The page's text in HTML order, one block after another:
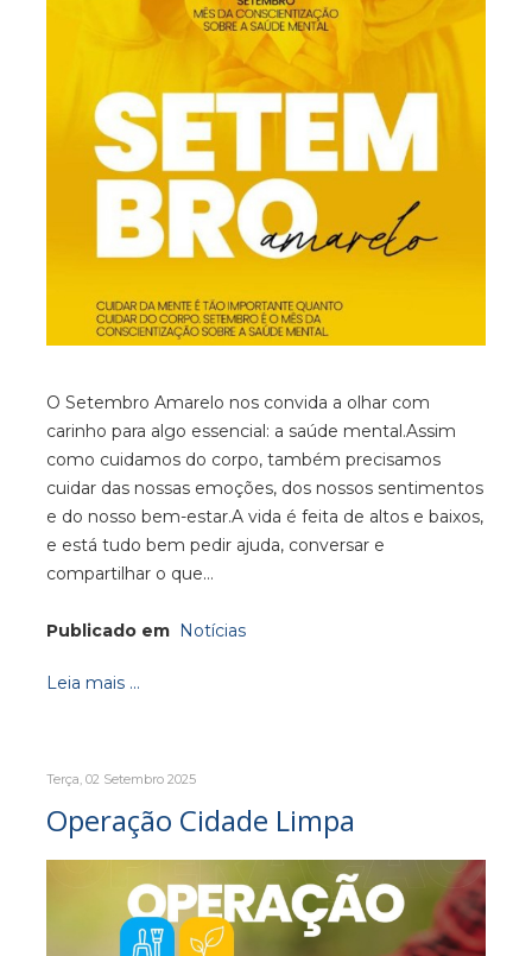
O Setembro Amarelo nos convida a olhar com
carinho para algo essencial: a saúde mental.Assim
como cuidamos do corpo, também precisamos
cuidar das nossas emoções, dos nossos sentimentos
e do nosso bem-estar.A vida é feita de altos e baixos,
e está tudo bem pedir ajuda, conversar e
compartilhar o que…
Publicado em Notícias
Leia mais ...
Terça, 02 Setembro 2025
Operação Cidade Limpa